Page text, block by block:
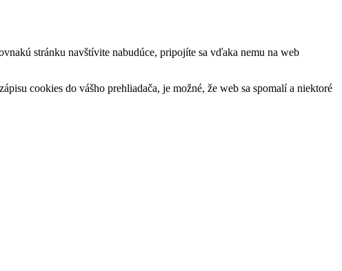
stránku navštívite nabudúce, pripojíte sa vďaka nemu na web
cookies do vášho prehliadača, je možné, že web sa spomalí a niektoré